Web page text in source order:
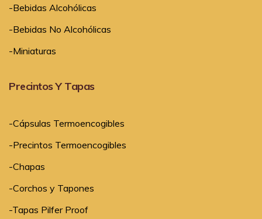
-Bebidas Alcohólicas
-Bebidas No Alcohólicas
-Miniaturas
Precintos Y Tapas
-Cápsulas Termoencogibles
-Precintos Termoencogibles
-Chapas
-Corchos y Tapones
-Tapas Pilfer Proof